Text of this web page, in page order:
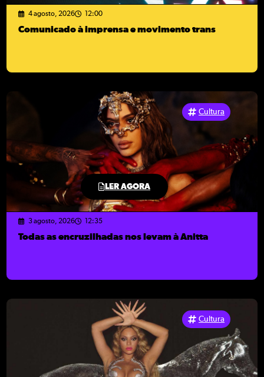
4 agosto, 2026 12:00
Comunicado à imprensa e movimento trans
LER AGORA
Cultura
3 agosto, 2026 12:35
Todas as encruzilhadas nos levam à Anitta
Cultura